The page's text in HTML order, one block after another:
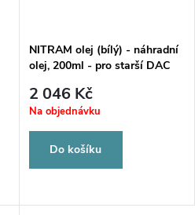
NITRAM olej (bílý) - náhradní
olej, 200ml - pro starší DAC
2 046 Kč
Na objednávku
Do košíku